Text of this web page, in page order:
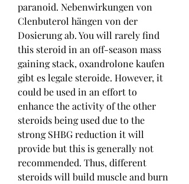
paranoid. Nebenwirkungen von
Clenbuterol hängen von der
Dosierung ab. You will rarely find
this steroid in an off-season mass
gaining stack, oxandrolone kaufen
gibt es legale steroide. However, it
could be used in an effort to
enhance the activity of the other
steroids being used due to the
strong SHBG reduction it will
provide but this is generally not
recommended. Thus, different
steroids will build muscle and burn